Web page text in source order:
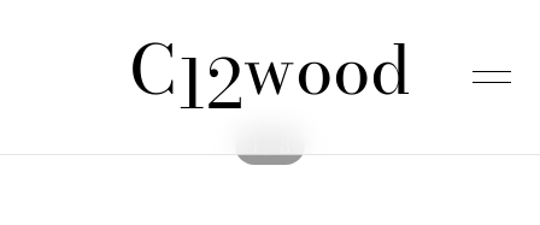
lisati ostukorvi. Vaata ostukorvi
C12wood